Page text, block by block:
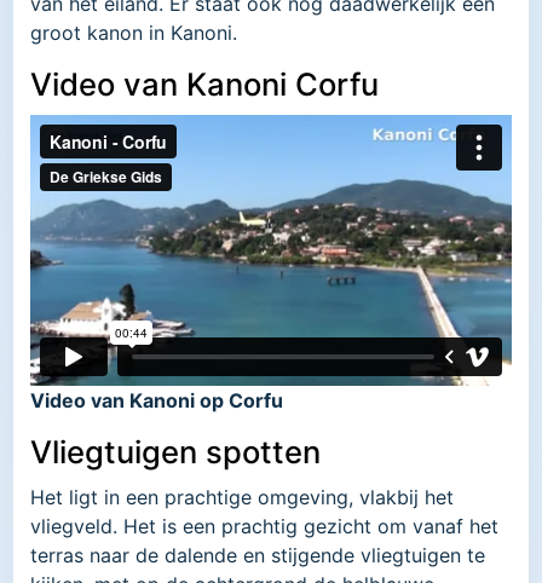
groot kanon in Kanoni.
Video van Kanoni Corfu
Video van Kanoni op Corfu
Vliegtuigen spotten
Het ligt in een prachtige omgeving, vlakbij het
vliegveld. Het is een prachtig gezicht om vanaf het
terras naar de dalende en stijgende vliegtuigen te